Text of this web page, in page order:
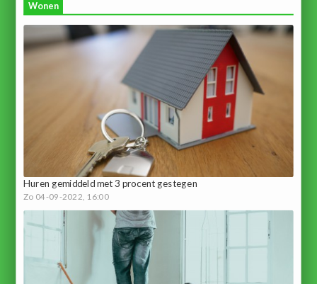
Wonen
Huren gemiddeld met 3 procent gestegen
Zo 04-09-2022, 16:00